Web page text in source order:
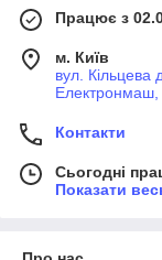
Працює з
м. Київ
вул. Кільцева
Електронмаш,
Контакти
Сьогодні
Показати